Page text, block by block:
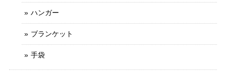
ハンガー
ブランケット
手袋